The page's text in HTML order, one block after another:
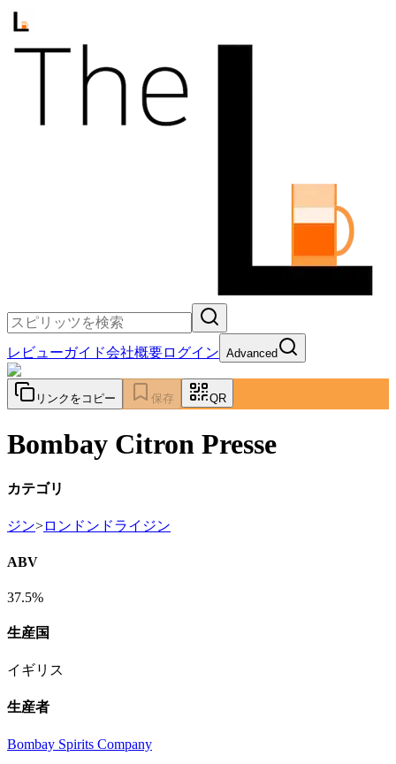
レビューガイド会社概要ログイン Advanced
リンクをコピー 保存 QR
Bombay Citron Presse
カテゴリ
ジン>ロンドンドライジン
ABV
37.5%
生産国
イギリス
生産者
Bombay Spirits Company